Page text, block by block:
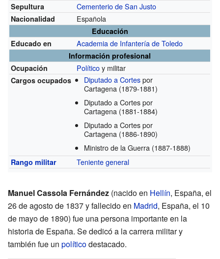
Sepultura Cementerio de San Justo
Nacionalidad Española
Educación
Educado en
Academia de Infantería de Toledo
Información profesional
Ocupación
Políticoy militar
Cargos ocupados Diputado a Cortespor
Cartagena (1879-1881)
Diputado a Cortes por
Cartagena (1881-1884)
Diputado a Cortes por
Cartagena (1886-1890)
Ministro de la Guerra (1887-1888)
Rango militar Teniente general
Manuel Cassola Fernández (nacido en Hellín, España, el
26 de agosto de 1837 y fallecido en Madrid, España, el 10
de mayo de 1890) fue una persona importante en la
historia de España. Se dedicó a la carrera militar y
también fue un políticodestacado.